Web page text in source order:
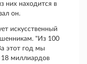
них находится в
он.
искусственный
"Из 100
этот год мы
18 миллиардов